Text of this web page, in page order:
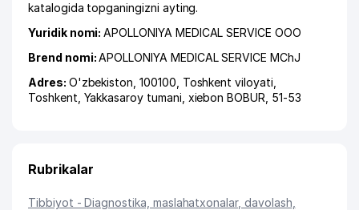
katalogida topganingizni ayting.
Yuridik nomi:APOLLONIYA MEDICAL SERVICE ООО
Brend nomi:APOLLONIYA MEDICAL SERVICE MChJ
Adres: O'zbekiston, 100100, Toshkent viloyati
Toshkent Yakkasaroy tumani xiеbon BOBUR , 51-53
Rubrikalar
Tibbiyot - Diagnostika, maslahatxonalar, davolash